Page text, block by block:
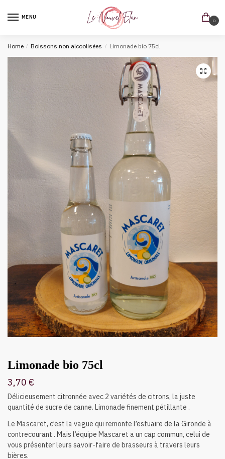
MENU
0
Home / Boissons non alcoolisées / Limonade bio 75cl
🔍
Limonade bio 75cl
3,70 €
Délicieusement citronnée avec 2 variétés de citrons, la juste
quantité de sucre de canne. Limonade finement pétillante .
Le Mascaret, c’est la vague qui remonte l’estuaire de la Gironde à
contrecourant . Mais l’équipe Mascaret a un cap commun, celui de
vous présenter leurs savoir-faire de brasseurs à travers leurs
bières.